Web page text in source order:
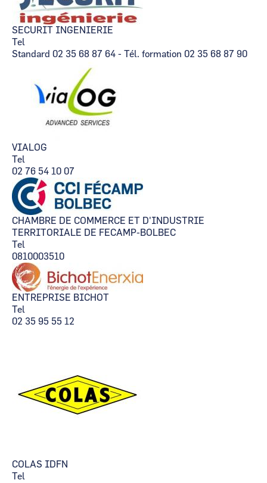
SECURIT INGENIERIE
Tel
Standard 02 35 68 87 64 - Tél. formation 02 35 68 87 90
VIALOG
Tel
02 76 54 10 07
CHAMBRE DE COMMERCE ET D'INDUSTRIE
TERRITORIALE DE FECAMP-BOLBEC
Tel
0810003510
ENTREPRISE BICHOT
Tel
02 35 95 55 12
COLAS IDFN
Tel